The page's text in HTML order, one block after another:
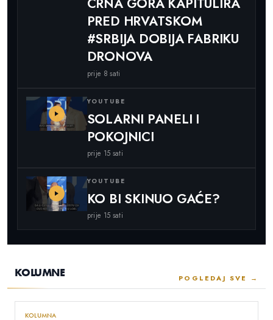
PRED HRVATSKOM
#SRBIJA DOBIJA FABRIKU
DRONOVA
prije 8 sati
YOUTUBE
SOLARNI PANELI I
POKOJNICI
prije 15 sati
YOUTUBE
KO BI SKINUO GAĆE?
prije 15 sati
KOLUMNE POGLEDAJ SVE →
KOLUMNA